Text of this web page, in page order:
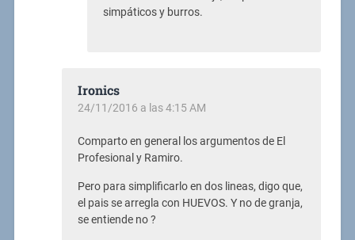
simpáticos y burros.
Ironics
24/11/2016 a las 4:15 AM
Comparto en general los argumentos de El
Profesional y Ramiro.
Pero para simplificarlo en dos lineas, digo que,
el pais se arregla con HUEVOS. Y no de granja,
se entiende no ?